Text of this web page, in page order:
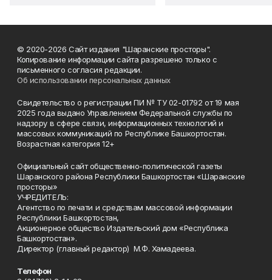
© 2020-2026 Сайт издания "Шаранские просторы".
Копирование информации сайта разрешено только с
письменного согласия редакции.
Об использовании персональных данных
Свидетельство о регистрации ПИ № ТУ 02-01792 от 19 мая
2025 года выдано Управлением Федеральной службы по
надзору в сфере связи, информационных технологий и
массовых коммуникаций по Республике Башкортостан.
Возрастная категория 12+
Официальный сайт общественно-политической газеты
Шаранского района Республики Башкортостан «Шаранские
просторы»
УЧРЕДИТЕЛЬ:
Агентство по печати и средствам массовой информации
Республики Башкортостан,
Акционерное общество Издательский дом «Республика
Башкортостан».
Директор (главный редактор) М.Ф. Хамадеева.
Телефон